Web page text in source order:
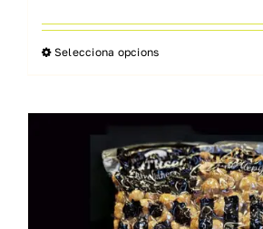
preus:
4,11€
Selecciona opcionsAquest
variants.
Les
opcions